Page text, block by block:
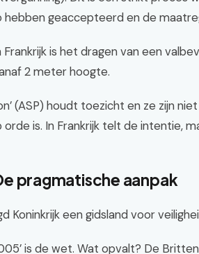
geaccepteerd en de
is het dragen van een
2 meter hoogte.
(ASP) houdt toezicht en ze zijn
is. In Frankrijk telt de intentie,
pragmatische aanpak
Koninkrijk een gidsland voor
is de wet. Wat opvalt? De